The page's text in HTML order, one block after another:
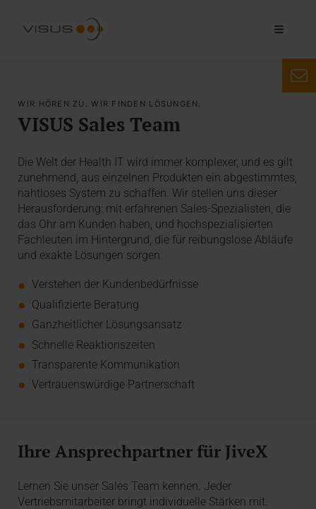
WIR HÖREN ZU. WIR FINDEN LÖSUNGEN.
VISUS Sales Team
Die Welt der Health IT wird immer komplexer, und es gilt
zunehmend, aus einzelnen Produkten ein abgestimmtes,
nahtloses System zu schaffen. Wir stellen uns dieser
Herausforderung: mit erfahrenen Sales-Spezialisten, die
das Ohr am Kunden haben, und hochspezialisierten
Fachleuten im Hintergrund, die für reibungslose Abläufe
und exakte Lösungen sorgen.
Verstehen der Kundenbedürfnisse
Qualifizierte Beratung
Ganzheitlicher Lösungsansatz
Schnelle Reaktionszeiten
Transparente Kommunikation
Vertrauenswürdige Partnerschaft
Ihre Ansprechpartner für JiveX
Lernen Sie unser Sales Team kennen. Jeder
Vertriebsmitarbeiter bringt individuelle Stärken mit.